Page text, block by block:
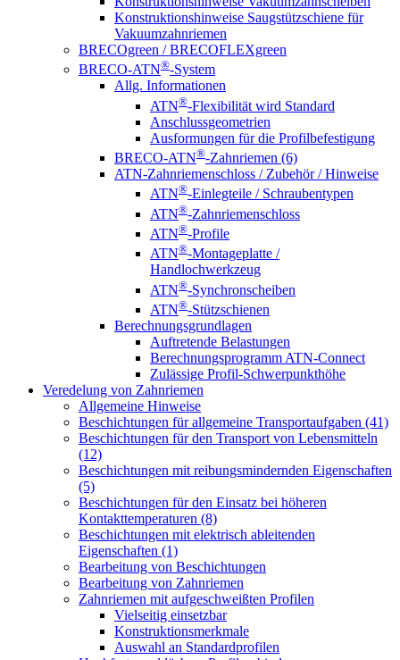
Konstruktionshinweise Saugstützschiene für
Vakuumzahnriemen
BRECOgreen / BRECOFLEXgreen
BRECO-ATN®-System
Allg. Informationen
ATN®-Flexibilität wird Standard
Anschlussgeometrien
Ausformungen für die Profilbefestigung
BRECO-ATN®-Zahnriemen (6)
ATN-Zahnriemenschloss / Zubehör / Hinweise
ATN®-Einlegteile / Schraubentypen
ATN®-Zahnriemenschloss
ATN®-Profile
ATN®-Montageplatte /
Handlochwerkzeug
ATN®-Synchronscheiben
ATN®-Stützschienen
Berechnungsgrundlagen
Auftretende Belastungen
Berechnungsprogramm ATN-Connect
Zulässige Profil-Schwerpunkthöhe
Veredelung von Zahnriemen
Allgemeine Hinweise
Beschichtungen für allgemeine Transportaufgaben (41)
Beschichtungen für den Transport von Lebensmitteln
(12)
Beschichtungen mit reibungsmindernden Eigenschaften
(5)
Beschichtungen für den Einsatz bei höheren
Kontakttemperaturen (8)
Beschichtungen mit elektrisch ableitenden
Eigenschaften (1)
Bearbeitung von Beschichtungen
Bearbeitung von Zahnriemen
Zahnriemen mit aufgeschweißten Profilen
Vielseitig einsetzbar
Konstruktionsmerkmale
Auswahl an Standardprofilen